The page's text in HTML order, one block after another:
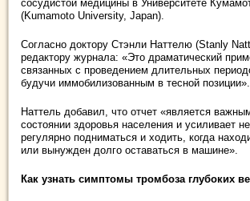
сосудистой медицины в Университете
(Kumamoto University, Japan).
Согласно доктору Стэнли Наттелю (Stanly
редактору журнала: «Это драматический
связанных с проведением длительных
будучи иммобилизованным в тесной позиции».
Наттель добавил, что отчет «является
состоянии здоровья населения и усиливает
регулярно подниматься и ходить, когда
или вынужден долго оставаться в машине».
Как узнать симптомы тромбоза глубоких